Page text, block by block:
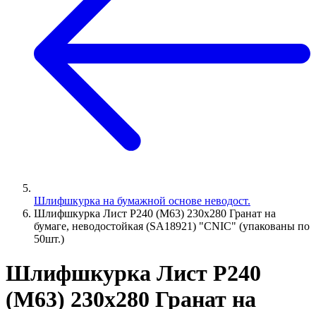
Шлифшкурка на бумажной основе неводост.
Шлифшкурка Лист Р240 (М63) 230х280 Гранат на
бумаге, неводостойкая (SA18921) "CNIC" (упакованы по
50шт.)
Шлифшкурка Лист Р240
(М63) 230х280 Гранат на